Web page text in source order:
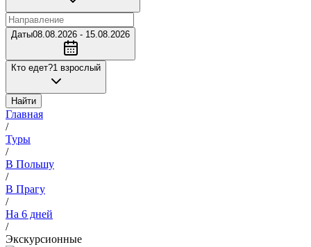
Даты08.08.2026 - 15.08.2026
Кто едет?1 взрослый
Найти
Главная
/
Туры
/
В Польшу
/
В Прагу
/
На 6 дней
/
Экскурсионные